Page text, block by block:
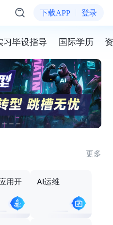
下载APP 登录
习毕设指导 国际学历
更多
用开
AI运维